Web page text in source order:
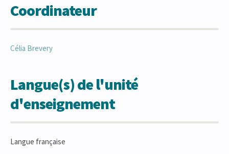
Coordinateur
Célia Brevery
Langue(s) de l'unité
d'enseignement
Langue française